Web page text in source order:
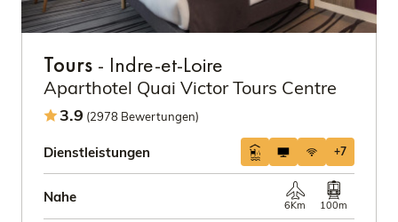
Tours - Indre-et-Loire
Aparthotel Quai Victor Tours Centre
3.9 (2978 Bewertungen)
Dienstleistungen +7
Nahe
6Km 100m